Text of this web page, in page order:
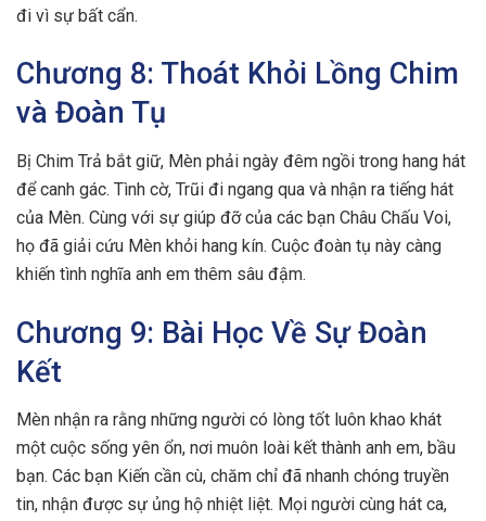
đi vì sự bất cẩn.
Chương 8: Thoát Khỏi Lồng Chim
và Đoàn Tụ
Bị Chim Trả bắt giữ, Mèn phải ngày đêm ngồi trong hang hát
để canh gác. Tình cờ, Trũi đi ngang qua và nhận ra tiếng hát
của Mèn. Cùng với sự giúp đỡ của các bạn Châu Chấu Voi,
họ đã giải cứu Mèn khỏi hang kín. Cuộc đoàn tụ này càng
khiến tình nghĩa anh em thêm sâu đậm.
Chương 9: Bài Học Về Sự Đoàn
Kết
Mèn nhận ra rằng những người có lòng tốt luôn khao khát
một cuộc sống yên ổn, nơi muôn loài kết thành anh em, bầu
bạn. Các bạn Kiến cần cù, chăm chỉ đã nhanh chóng truyền
tin, nhận được sự ủng hộ nhiệt liệt. Mọi người cùng hát ca,